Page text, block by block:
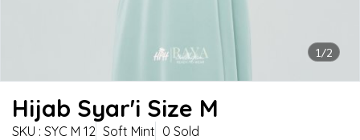
1/2
Hijab Syar'i Size M
SKU : SYC M 12 Soft Mint 0 Sold